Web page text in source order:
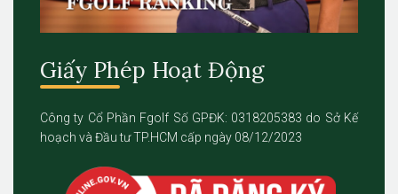
Giấy Phép Hoạt Động
Công ty Cổ Phần Fgolf Số GPĐK: 0318205383 do Sở Kế
hoạch và Đầu tư TP.HCM cấp ngày 08/12/2023